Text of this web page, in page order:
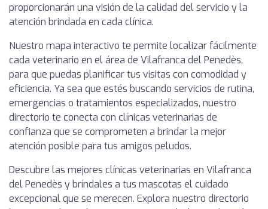
proporcionarán una visión de la calidad del servicio y la
atención brindada en cada clínica.
Nuestro mapa interactivo te permite localizar fácilmente
cada veterinario en el área de Vilafranca del Penedès,
para que puedas planificar tus visitas con comodidad y
eficiencia. Ya sea que estés buscando servicios de rutina,
emergencias o tratamientos especializados, nuestro
directorio te conecta con clínicas veterinarias de
confianza que se comprometen a brindar la mejor
atención posible para tus amigos peludos.
Descubre las mejores clínicas veterinarias en Vilafranca
del Penedès y bríndales a tus mascotas el cuidado
excepcional que se merecen. Explora nuestro directorio